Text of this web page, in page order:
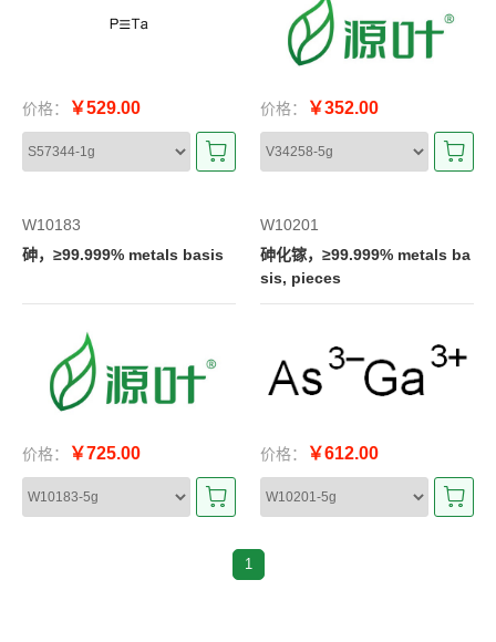
价格： ￥529.00 价格： ￥352.00
W10183
砷，≥99.999% metals basis
价格： ￥725.00
W10201
砷化镓，≥99.999% metals ba
sis, pieces
价格： ￥612.00
1